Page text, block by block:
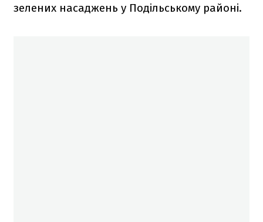
зелених насаджень у Подільському районі.